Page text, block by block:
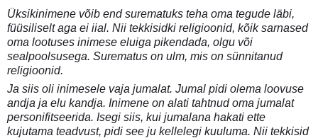
Üksikinimene võib end surematuks teha oma tegude läbi,
füüsiliselt aga ei iial. Nii tekkisidki religioonid, kõik sarnased
oma lootuses inimese eluiga pikendada, olgu või
sealpoolsusega. Surematus on ulm, mis on sünnitanud
religioonid.
Ja siis oli inimesele vaja jumalat. Jumal pidi olema loovuse
andja ja elu kandja. Inimene on alati tahtnud oma jumalat
personifitseerida. Isegi siis, kui jumalana hakati ette
kujutama teadvust, pidi see ju kellelegi kuuluma. Nii tekkisid